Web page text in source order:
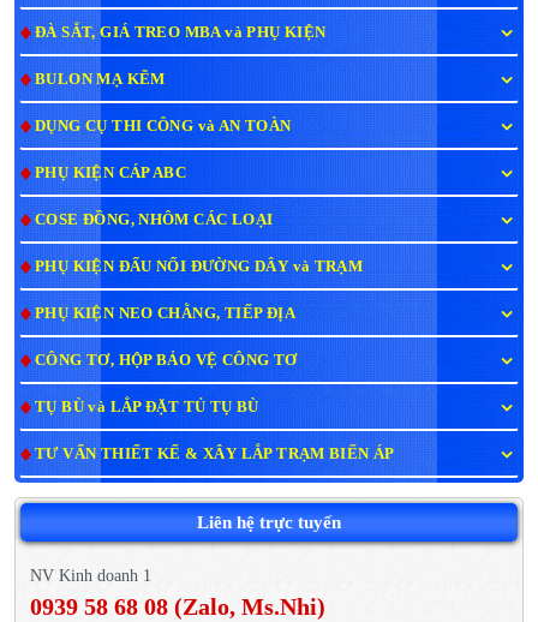
ĐÀ SẮT, GIÁ TREO MBA và PHỤ KIỆN
BULON MẠ KẼM
DỤNG CỤ THI CÔNG và AN TOÀN
PHỤ KIỆN CÁP ABC
COSE ĐỒNG, NHÔM CÁC LOẠI
PHỤ KIỆN ĐẤU NỐI ĐƯỜNG DÂY và TRẠM
PHỤ KIỆN NEO CHẰNG, TIẾP ĐỊA
CÔNG TƠ, HỘP BẢO VỆ CÔNG TƠ
TỤ BÙ và LẮP ĐẶT TỦ TỤ BÙ
TƯ VẤN THIẾT KẾ & XÂY LẮP TRẠM BIẾN ÁP
Liên hệ trực tuyến
NV Kinh doanh 1
0939 58 68 08 (Zalo, Ms.Nhi)